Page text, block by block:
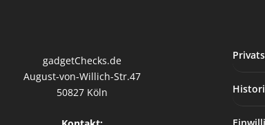
gadgetChecks.de
August-von-Willich-Str.47
50827 Köln